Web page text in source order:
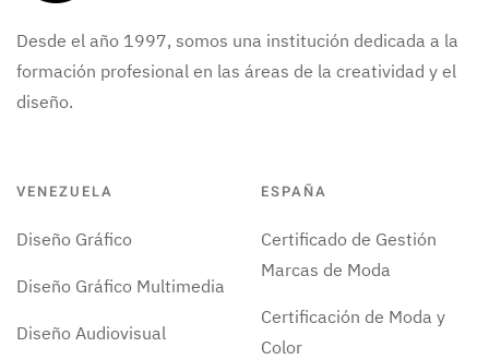
Desde el año 1997, somos una institución dedicada a la
formación profesional en las áreas de la creatividad y el
diseño.
VENEZUELA
Diseño Gráfico
Diseño Gráfico Multimedia
Diseño Audiovisual
ESPAÑA
Certificado de Gestión
Marcas de Moda
Certificación de Moda y
Color